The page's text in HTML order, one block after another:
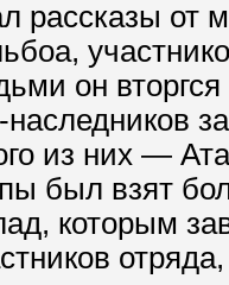
рассказы
он вторгся
из них —
был взят
которым